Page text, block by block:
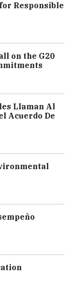
Responsible
on the G20
Llaman Al
Acuerdo De